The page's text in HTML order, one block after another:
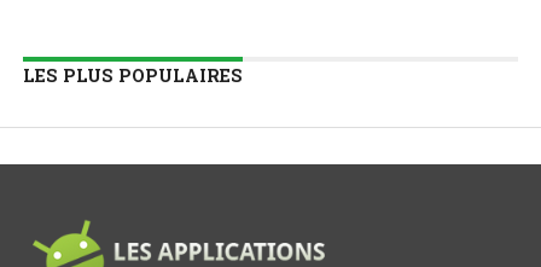
LES PLUS POPULAIRES